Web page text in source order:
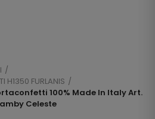
H1350 FURLANIS
100% Made In Italy Art.
Celeste